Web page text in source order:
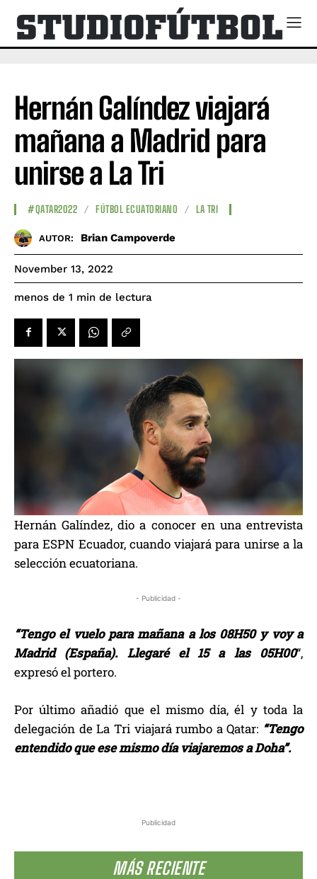
Publicidad
MÁS RECIENTE
Hernán Galíndez viajará
mañana a Madrid para
unirse a La Tri
#QATAR2022 FÚTBOL ECUATORIANO LA TRI
AUTOR: Brian Campoverde
November 13, 2022
menos de 1 min de lectura
Hernán Galíndez, dio a conocer en una entrevista
para ESPN Ecuador, cuando viajará para unirse a la
selección ecuatoriana.
- Publicidad -
“Tengo el vuelo para mañana a los 08H50 y voy a
Madrid (España). Llegaré el 15 a las 05H00“,
expresó el portero.
Por último añadió que el mismo día, él y toda la
delegación de La Tri viajará rumbo a Qatar: “Tengo
entendido que ese mismo día viajaremos a Doha”.